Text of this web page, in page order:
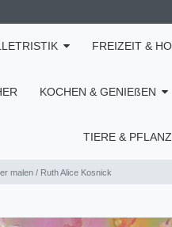
FREIZEIT &
KOCHEN & GENIEßEN
TIERE &
malen / Ruth Alice Kosnick